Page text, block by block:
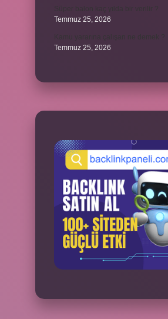
Temmuz 25, 2026
Temmuz 25, 2026